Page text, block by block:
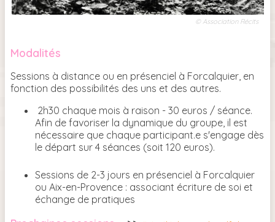
© Association Récits
Modalités
Sessions à distance ou en présenciel à Forcalquier, en
fonction des possibilités des uns et des autres.
2h30 chaque mois à raison - 30 euros / séance.
Afin de favoriser la dynamique du groupe, il est
nécessaire que chaque participant.e s'engage dès
le départ sur 4 séances (soit 120 euros).
Sessions de 2-3 jours en présenciel à Forcalquier
ou Aix-en-Provence : associant écriture de soi et
échange de pratiques